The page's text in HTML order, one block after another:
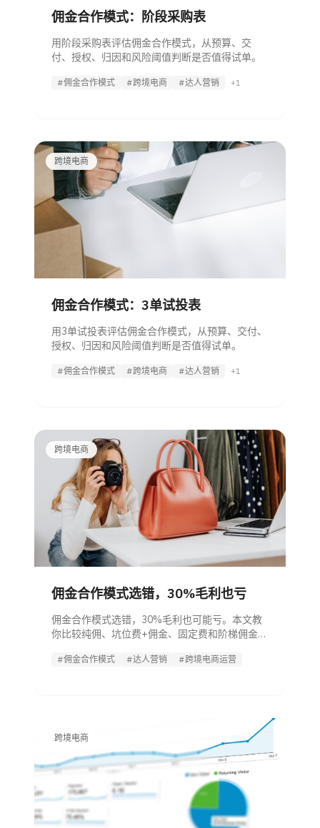
佣金合作模式：阶段采购表
用阶段采购表评估佣金合作模式，从预算、交
付、授权、归因和风险阈值判断是否值得试单。
#佣金合作模式 #跨境电商 #达人营销 +1
跨境电商
佣金合作模式：3单试投表
用3单试投表评估佣金合作模式，从预算、交付、
授权、归因和风险阈值判断是否值得试单。
#佣金合作模式 #跨境电商 #达人营销 +1
跨境电商
佣金合作模式选错，30%毛利也亏
佣金合作模式选错，30%毛利也可能亏。本文教
你比较纯佣、坑位费+佣金、固定费和阶梯佣金，
险。
#佣金合作模式 #达人营销 #跨境电商运营
跨境电商